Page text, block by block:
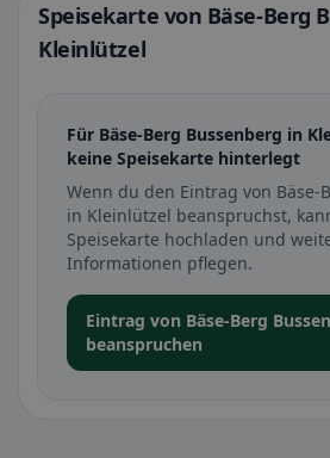
Speisekarte von Bäse-Berg
Kleinlützel
Für Bäse-Berg Bussenberg in
keine Speisekarte hinterlegt
Wenn du den Eintrag von Bäse-
in Kleinlützel beanspruchst,
Speisekarte hochladen und
Informationen pflegen.
Eintrag von Bäse-Berg
beanspruchen